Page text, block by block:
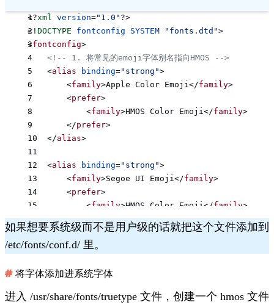
<?xml version="1.0" ?>
<! DOCTYPE fontconfig SYSTEM "fonts.dtd">
<fontconfig>
    <!-- 1. 将常见的emoji字体别名指向HMOS -->
    <
alias binding="strong">
        <
family>Apple Color Emoji</family>
        <
prefer>
            <
family>HMOS Color Emoji</family>
        </
prefer>
    </
alias>
    <
alias binding="strong">
        <
family>Segoe UI Emoji</family>
        <
prefer>
            <
family>HMOS Color Emoji</family>
        </
prefer>
    </
alias>
        <
family>Noto Color Emoji</
            <
family>HMOS Color Emoji</ family>
如果想要系统级而不是用户级的话就把这个文件添加到
/etc/fonts/conf.d/ 里。
将字体添加进系统字体
进入 /usr/share/fonts/truetype 文件，创建一个 hmos 文件